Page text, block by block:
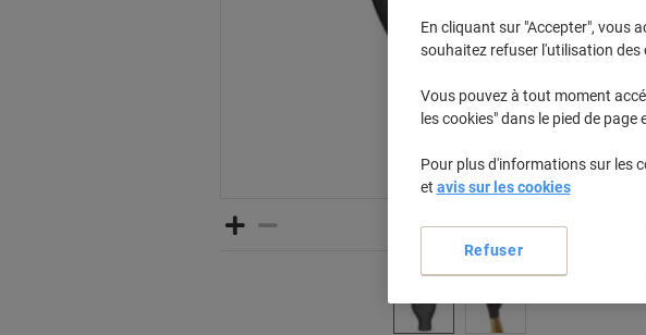
En cliquant sur "Accepter", vous
souhaitez refuser l'utilisation des
Vous pouvez à tout moment
les cookies" dans le pied de
Pour plus d'informations sur les
et avis sur les cookies
Refuser